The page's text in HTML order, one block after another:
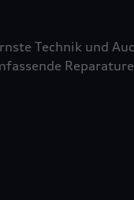
Technik und